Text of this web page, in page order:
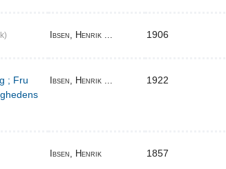
Ibsen, Henrik ... 1906
; Fru
Ibsen, Henrik ... 1922
Ibsen, Henrik 1857